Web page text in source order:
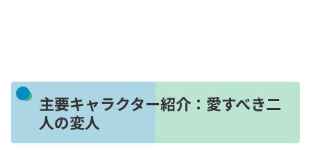
主要キャラクター紹介：愛すべき二
人の変人